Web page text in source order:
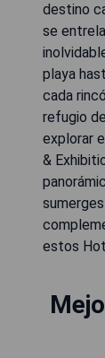
destino
se
playa
cada
refugio
explorar
&
estos